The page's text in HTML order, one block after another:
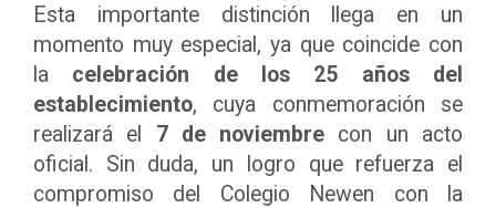
Esta importante distinción llega en un
momento muy especial, ya que coincide con
la celebración de los 25 años del
establecimiento, cuya conmemoración se
realizará el 7 de noviembre con un acto
oficial. Sin duda, un logro que refuerza el
compromiso del Colegio Newen con la